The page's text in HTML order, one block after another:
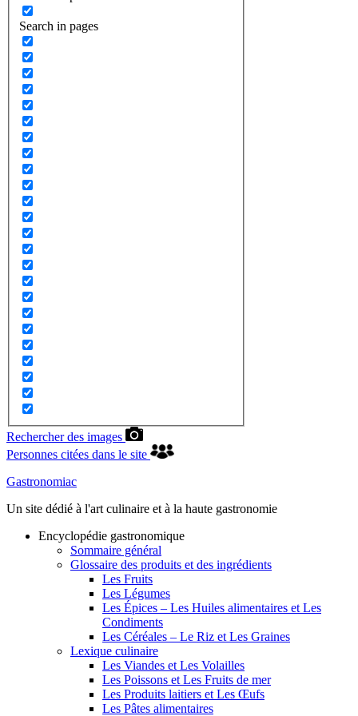
Search in pages
Rechercher des images
Personnes citées dans le site
Gastronomiac
Un site dédié à l'art culinaire et à la haute gastronomie
Encyclopédie gastronomique
Sommaire général
Glossaire des produits et des ingrédients
Les Fruits
Les Légumes
Les Épices – Les Huiles alimentaires et Les
Condiments
Les Céréales – Le Riz et Les Graines
Lexique culinaire
Les Viandes et Les Volailles
Les Poissons et Les Fruits de mer
Les Produits laitiers et Les Œufs
Les Pâtes alimentaires